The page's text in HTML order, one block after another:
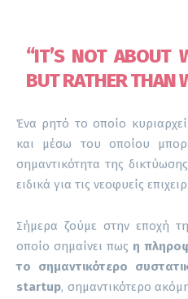
“IT’S NOT ABOUT
BUT RATHER THAN
Ένα ρητό το οποίο
και μέσω του οποίου
σημαντικότητα της
ειδικά για τις νεοφυείς
Σήμερα ζούμε στην εποχή
οποίο σημαίνει πως η
το σημαντικότερο
startup, σημαντικότερο